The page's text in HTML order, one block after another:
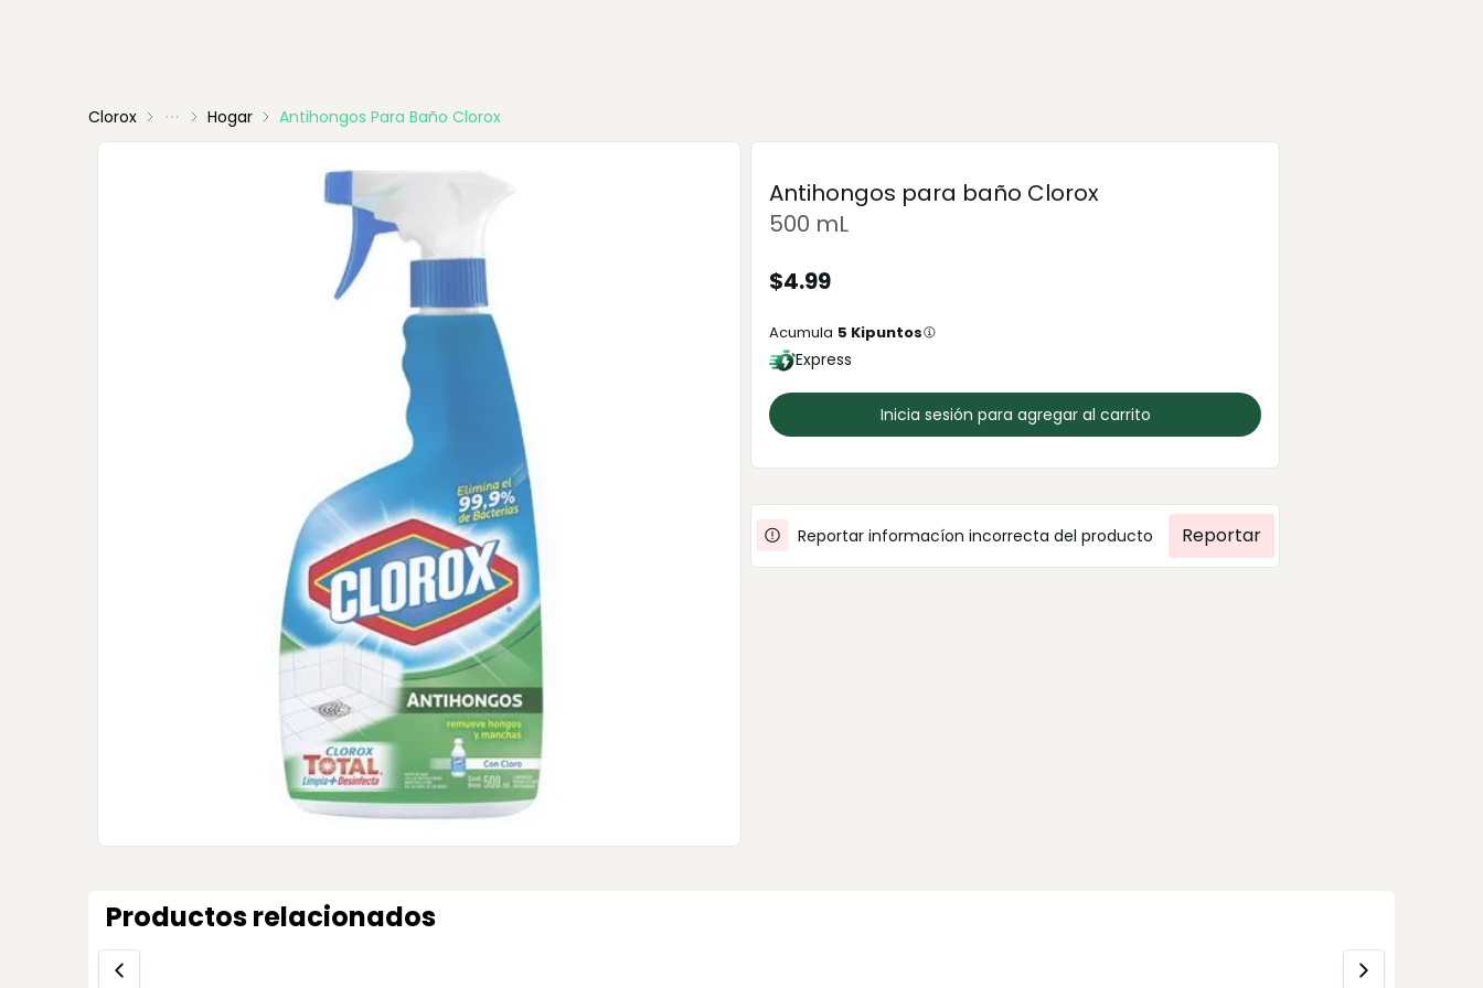
Clorox Hogar Antihongos Para Baño Clorox
Antihongos para baño Clorox
500 mL
$4.99
Acumula 5 Kipuntos
Express
Inicia sesión para agregar al carrito
Reportar informacíon incorrecta del producto Reportar
Productos relacionados